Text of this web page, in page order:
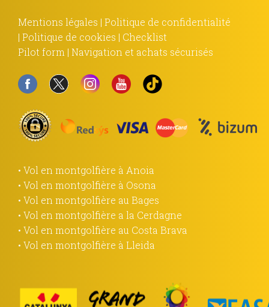
Mentions légales | Politique de confidentialité
| Politique de cookies | Checklist
Pilot form | Navigation et achats sécurisés
• Vol en montgolfière à Anoia
• Vol en montgolfière à Osona
• Vol en montgolfière au Bages
• Vol en montgolfière a la Cerdagne
• Vol en montgolfière au Costa Brava
• Vol en montgolfière à Lleida